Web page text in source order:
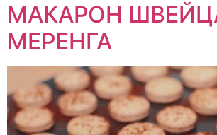
МАКАРОН
МЕРЕНГА